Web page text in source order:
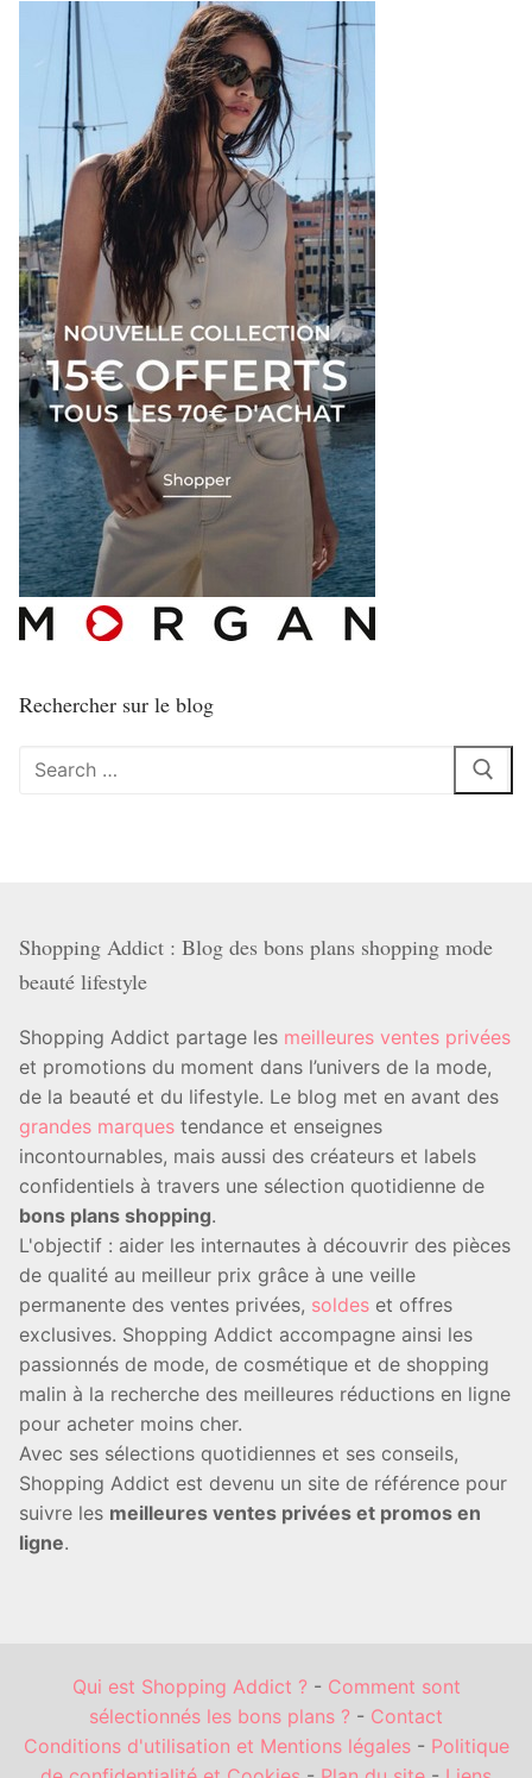
Rechercher sur le blog
Rechercher
Shopping Addict : Blog des bons plans shopping mode
beauté lifestyle
Shopping Addict partage les meilleures ventes privées
et promotions du moment dans l’univers de la mode,
de la beauté et du lifestyle. Le blog met en avant des
grandes marques tendance et enseignes
incontournables, mais aussi des créateurs et labels
confidentiels à travers une sélection quotidienne de
bons plans shopping.
L'objectif : aider les internautes à découvrir des pièces
de qualité au meilleur prix grâce à une veille
permanente des ventes privées, soldes et offres
exclusives. Shopping Addict accompagne ainsi les
passionnés de mode, de cosmétique et de shopping
malin à la recherche des meilleures réductions en ligne
pour acheter moins cher.
Avec ses sélections quotidiennes et ses conseils,
Shopping Addict est devenu un site de référence pour
suivre les meilleures ventes privées et promos en
ligne.
Qui est Shopping Addict ?- Comment sont
sélectionnés les bons plans ? - Contact
Conditions d'utilisation et Mentions légales- Politique